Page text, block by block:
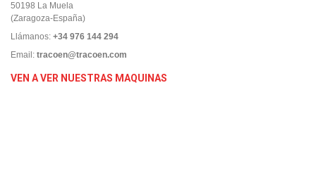
50198 La Muela
(Zaragoza-España)
Llámanos: +34 976 144 294
Email: tracoen@tracoen.com
VEN A VER NUESTRAS MAQUINAS